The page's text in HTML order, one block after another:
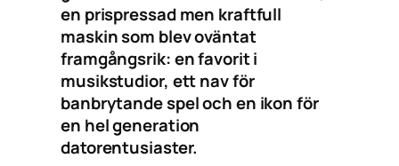
en prispressad men kraftfull
maskin som blev oväntat
framgångsrik: en favorit i
musikstudior, ett nav för
banbrytande spel och en ikon för
en hel generation
datorentusiaster.